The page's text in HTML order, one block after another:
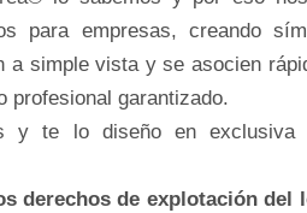
para empresas, creando
a simple vista y se asocien
profesional garantizado.
y te lo diseño en exclusiva
derechos de explotación del